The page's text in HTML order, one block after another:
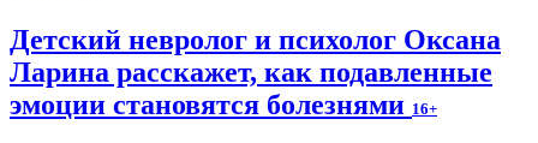
Детский невролог и психолог Оксана
Ларина расскажет, как подавленные
эмоции становятся болезнями 16+